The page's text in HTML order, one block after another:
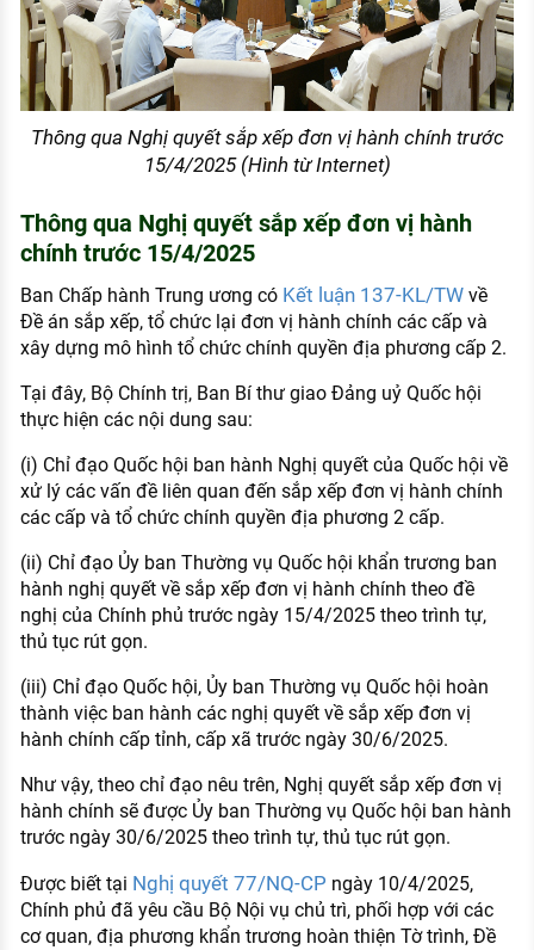
Thông qua Nghị quyết sắp xếp đơn vị hành chính trước
15/4/2025 (Hình từ Internet)
Thông qua Nghị quyết sắp xếp đơn vị hành
chính trước 15/4/2025
Ban Chấp hành Trung ương có Kết luận 137-KL/TWvề
Đề án sắp xếp, tổ chức lại đơn vị hành chính các cấp và
xây dựng mô hình tổ chức chính quyền địa phương cấp 2.
Tại đây, Bộ Chính trị, Ban Bí thư giao Đảng uỷ Quốc hội
thực hiện các nội dung sau:
(i) Chỉ đạo Quốc hội ban hành Nghị quyết của Quốc hội về
xử lý các vấn đề liên quan đến sắp xếp đơn vị hành chính
các cấp và tổ chức chính quyền địa phương 2 cấp.
(ii) Chỉ đạo Ủy ban Thường vụ Quốc hội khẩn trương ban
hành nghị quyết về sắp xếp đơn vị hành chính theo đề
nghị của Chính phủ trước ngày 15/4/2025 theo trình tự,
thủ tục rút gọn.
(iii) Chỉ đạo Quốc hội, Ủy ban Thường vụ Quốc hội hoàn
thành việc ban hành các nghị quyết về sắp xếp đơn vị
hành chính cấp tỉnh, cấp xã trước ngày 30/6/2025.
Như vậy, theo chỉ đạo nêu trên, Nghị quyết sắp xếp đơn vị
hành chính sẽ được Ủy ban Thường vụ Quốc hội ban hành
trước ngày 30/6/2025 theo trình tự, thủ tục rút gọn.
Được biết tại Nghị quyết 77/NQ-CP ngày 10/4/2025,
Chính phủ đã yêu cầu Bộ Nội vụ chủ trì, phối hợp với các
cơ quan, địa phương khẩn trương hoàn thiện Tờ trình, Đề